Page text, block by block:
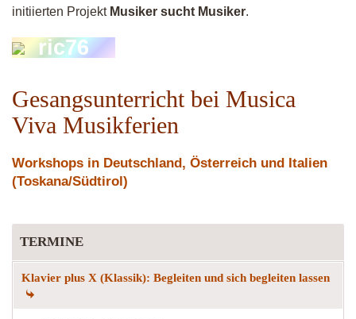
initiierten Projekt Musiker sucht Musiker.
ric76
Gesangsunterricht bei Musica
Viva Musikferien
Workshops in Deutschland, Österreich und Italien
(Toskana/Südtirol)
TERMINE
Klavier plus X (Klassik): Begleiten und sich begleiten lassen